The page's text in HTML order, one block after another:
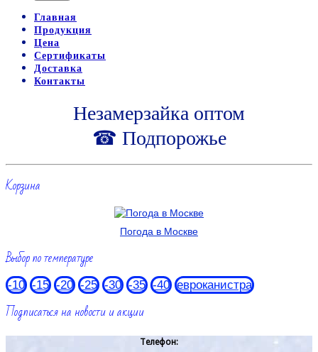
Главная
Продукция
Цена
Сертификаты
Доставка
Контакты
Незамерзайка оптом
☎ Подпорожье
Корзина
Погода в Москве
Выбор по температуре
-10 -15 -20 -25 -30 -35 -40 евроканистра
Подписаться на новости и акции
Телефон: